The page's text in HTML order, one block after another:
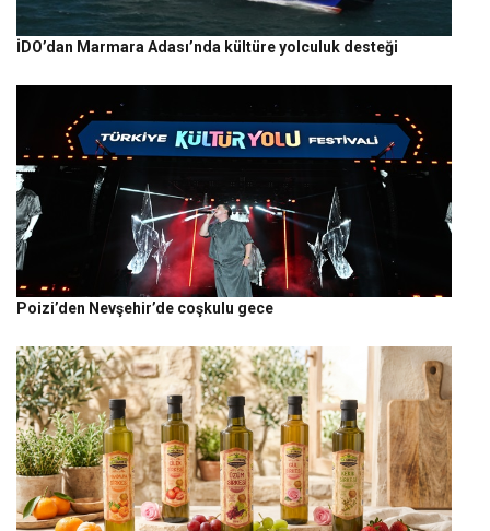
İDO’dan Marmara Adası’nda kültüre yolculuk desteği
Poizi’den Nevşehir’de coşkulu gece